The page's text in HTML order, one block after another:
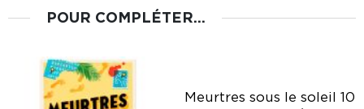
POUR COMPLÉTER...
Meurtres sous le soleil 10